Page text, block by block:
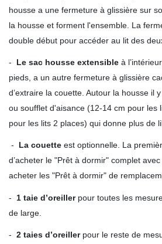
housse a une fermeture à glissière sur
la housse et forment l'ensemble. La
double début pour accéder au lit des
- Le sac housse extensible à
pieds, a un autre fermeture à glissière
d’extraire la couette. Autour la housse il
ou soufflet d'aisance (12-14 cm pour les
pour les lits 2 places) qui donne plus de
- La couette est optionnelle. La
d’acheter le "Prêt à dormir" complet
acheter les "Prêt à dormir" de
- 1 taie d’oreiller pour toutes les
de large.
- 2 taies d’oreillerpour le reste de